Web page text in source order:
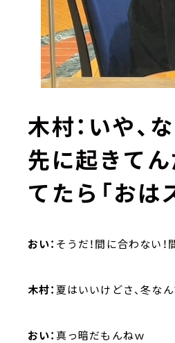
木村： いや、
先に起きてん
てたら「おは
おい： そうだ！間に合わない！
木村： 夏はいいけどさ、冬な
おい：真っ暗だもんねｗ